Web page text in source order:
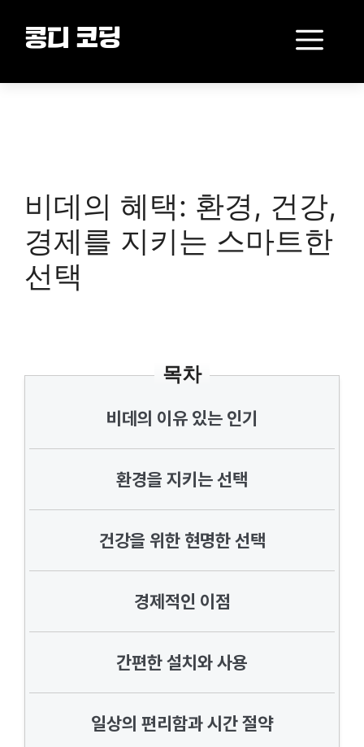
content콩디 코딩
비데의 혜택: 환경, 건강,
경제를 지키는 스마트한
선택
목차
비데의 이유 있는 인기
환경을 지키는 선택
건강을 위한 현명한 선택
경제적인 이점
간편한 설치와 사용
일상의 편리함과 시간 절약